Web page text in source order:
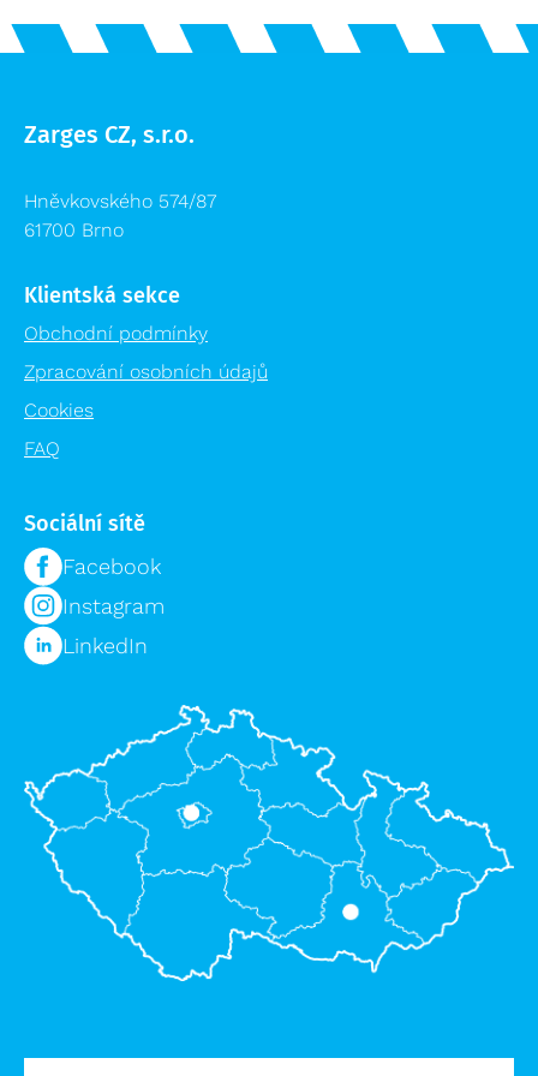
Zarges CZ, s.r.o.
Hněvkovského 574/87
61700 Brno
Klientská sekce
Obchodní podmínky
Zpracování osobních údajů
Cookies
FAQ
Sociální sítě
Facebook
Instagram
LinkedIn